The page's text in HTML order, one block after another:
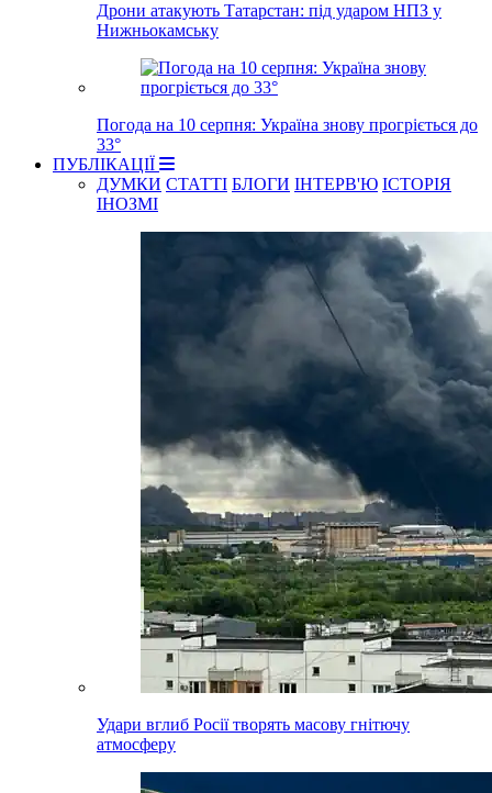
Дрони атакують Татарстан: під ударом НПЗ у
Нижньокамську
Погода на 10 серпня: Україна знову прогріється до
33°
ПУБЛІКАЦІЇ
ДУМКИ СТАТТІ БЛОГИ ІНТЕРВ'Ю ІСТОРІЯ
ІНОЗМІ
Удари вглиб Росії творять масову гнітючу
атмосферу